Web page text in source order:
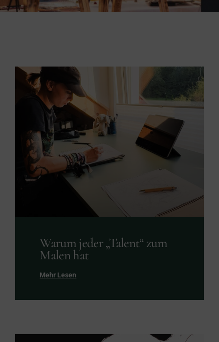
Warum jeder „Talent“ zum
Malen hat
Mehr Lesen